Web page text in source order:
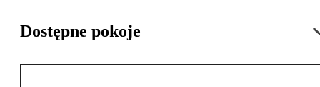
Dostępne pokoje